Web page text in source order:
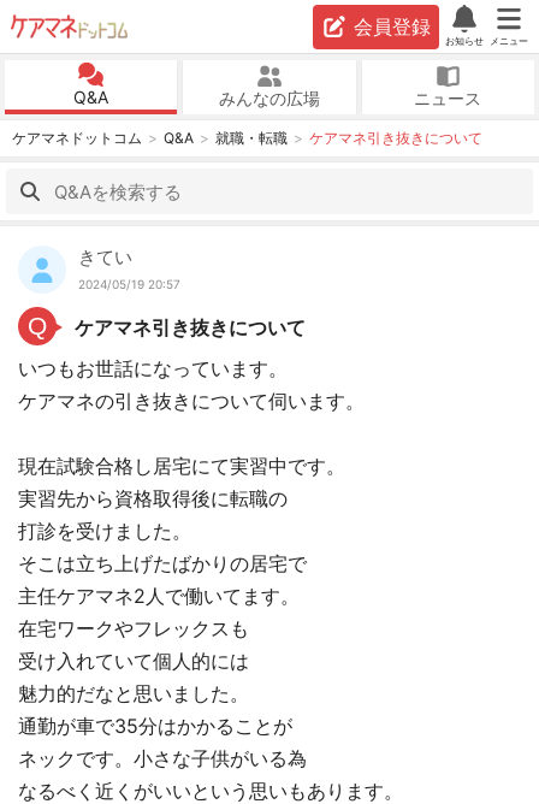
会員登録
お知らせ メニュー
Q&A みんなの広場 ニュース
ケアマネドットコム Q&A 就職・転職 ケアマネ引き抜きについて
きてい
2024/05/19 20:57
Q
ケアマネ引き抜きについて
いつもお世話になっています。
ケアマネの引き抜きについて伺います。
現在試験合格し居宅にて実習中です。
実習先から資格取得後に転職の
打診を受けました。
そこは立ち上げたばかりの居宅で
主任ケアマネ2人で働いてます。
在宅ワークやフレックスも
受け入れていて個人的には
魅力的だなと思いました。
通勤が車で35分はかかることが
ネックです。小さな子供がいる為
なるべく近くがいいという思いもあります。